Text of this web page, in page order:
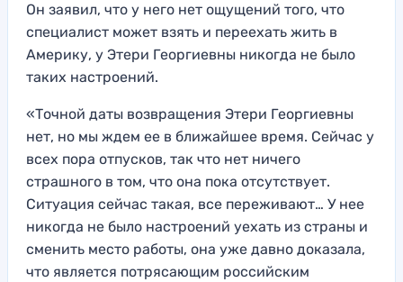
Он заявил, что у него нет ощущений того, что
специалист может взять и переехать жить в
Америку, у Этери Георгиевны никогда не было
таких настроений.
«Точной даты возвращения Этери Георгиевны
нет, но мы ждем ее в ближайшее время. Сейчас у
всех пора отпусков, так что нет ничего
страшного в том, что она пока отсутствует.
Ситуация сейчас такая, все переживают… У нее
никогда не было настроений уехать из страны и
сменить место работы, она уже давно доказала,
что является потрясающим российским